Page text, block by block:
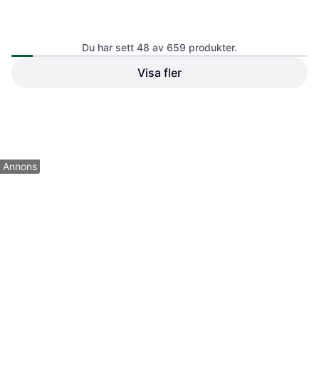
Kylväska, PolyesterDu har sett 48 av 659 produkter.
Visa fler
Annons